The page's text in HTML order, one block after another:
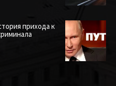
прихода к